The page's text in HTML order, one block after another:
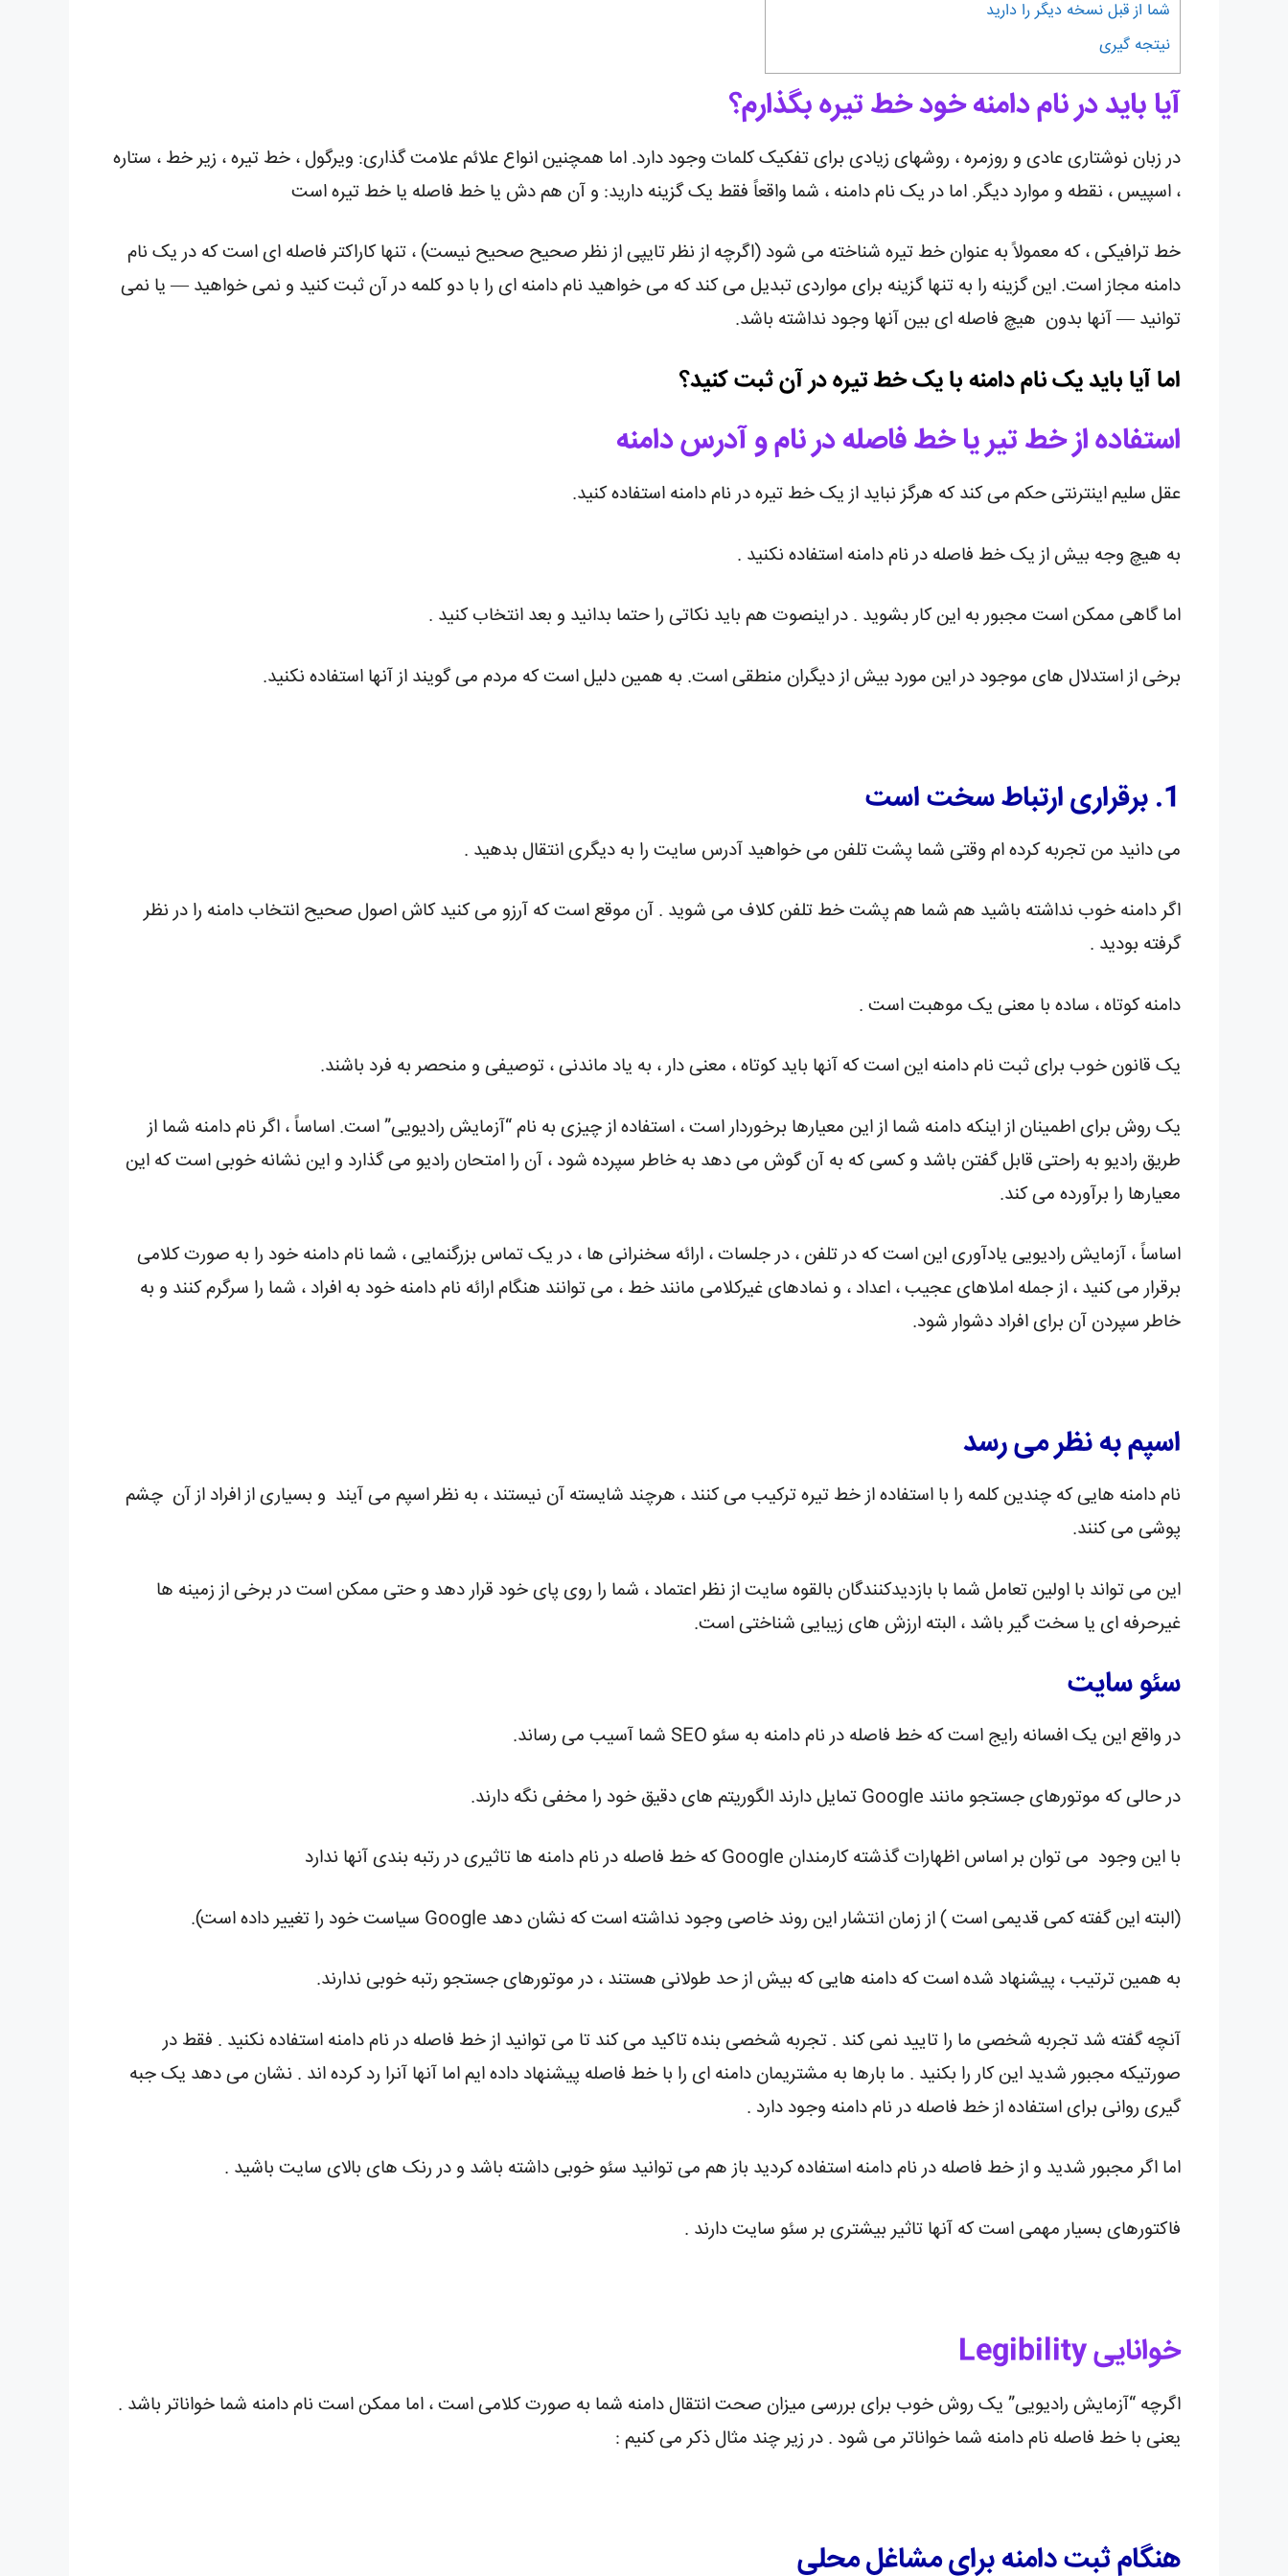
شما از قبل نسخه دیگر را دارید
نیتجه گیری
آیا باید در نام دامنه خود خط تیره بگذارم؟
در زبان نوشتاری عادی و روزمره ، روشهای زیادی برای تفکیک کلمات وجود دارد. اما همچنین انواع علائم علامت گذاری: ویرگول ، خط تیره ، زیر خط ، ستاره
، اسپیس ، نقطه و موارد دیگر. اما در یک نام دامنه ، شما واقعاً فقط یک گزینه دارید: و آن هم دش یا خط فاصله یا خط تیره است
خط ترافیکی ، که معمولاً به عنوان خط تیره شناخته می شود (اگرچه از نظر تایپی از نظر صحیح صحیح نیست) ، تنها کاراکتر فاصله ای است که در یک نام
دامنه مجاز است. این گزینه را به تنها گزینه برای مواردی تبدیل می کند که می خواهید نام دامنه ای را با دو کلمه در آن ثبت کنید و نمی خواهید — یا نمی
توانید — آنها بدون هیچ فاصله ای بین آنها وجود نداشته باشد.
اما آیا باید یک نام دامنه با یک خط تیره در آن ثبت کنید؟
استفاده از خط تیر یا خط فاصله در نام و آدرس دامنه
عقل سلیم اینترنتی حکم می کند که هرگز نباید از یک خط تیره در نام دامنه استفاده کنید.
به هیچ وجه بیش از یک خط فاصله در نام دامنه استفاده نکنید .
اما گاهی ممکن است مجبور به این کار بشوید . در اینصوت هم باید نکاتی را حتما بدانید و بعد انتخاب کنید .
برخی از استدلال های موجود در این مورد بیش از دیگران منطقی است. به همین دلیل است که مردم می گویند از آنها استفاده نکنید.
1. برقراری ارتباط سخت است
می دانید من تجربه کرده ام وقتی شما پشت تلفن می خواهید آدرس سایت را به دیگری انتقال بدهید .
اگر دامنه خوب نداشته باشید هم شما هم پشت خط تلفن کلاف می شوید . آن موقع است که آرزو می کنید کاش اصول صحیح انتخاب دامنه را در نظر
گرفته بودید .
دامنه کوتاه ، ساده با معنی یک موهبت است .
یک قانون خوب برای ثبت نام دامنه این است که آنها باید کوتاه ، معنی دار ، به یاد ماندنی ، توصیفی و منحصر به فرد باشند.
یک روش برای اطمینان از اینکه دامنه شما از این معیارها برخوردار است ، استفاده از چیزی به نام “آزمایش رادیویی” است. اساساً ، اگر نام دامنه شما از
طریق رادیو به راحتی قابل گفتن باشد و کسی که به آن گوش می دهد به خاطر سپرده شود ، آن را امتحان رادیو می گذارد و این نشانه خوبی است که این
معیارها را برآورده می کند.
اساساً ، آزمایش رادیویی یادآوری این است که در تلفن ، در جلسات ، ارائه سخنرانی ها ، در یک تماس بزرگنمایی ، شما نام دامنه خود را به صورت کلامی
برقرار می کنید ، از جمله املاهای عجیب ، اعداد ، و نمادهای غیرکلامی مانند خط ، می توانند هنگام ارائه نام دامنه خود به افراد ، شما را سرگرم کنند و به
خاطر سپردن آن برای افراد دشوار شود.
اسپم به نظر می رسد
نام دامنه هایی که چندین کلمه را با استفاده از خط تیره ترکیب می کنند ، هرچند شایسته آن نیستند ، به نظر اسپم می آیند و بسیاری از افراد از آن چشم
پوشی می کنند.
این می تواند با اولین تعامل شما با بازدیدکنندگان بالقوه سایت از نظر اعتماد ، شما را روی پای خود قرار دهد و حتی ممکن است در برخی از زمینه ها
غیرحرفه ای یا سخت گیر باشد ، البته ارزش های زیبایی شناختی است.
سئو سایت
در واقع این یک افسانه رایج است که خط فاصله در نام دامنه به سئو SEO شما آسیب می رساند.
در حالی که موتورهای جستجو مانند Google تمایل دارند الگوریتم های دقیق خود را مخفی نگه دارند.
با این وجود می توان بر اساس اظهارات گذشته کارمندان Google که خط فاصله در نام دامنه ها تاثیری در رتبه بندی آنها ندارد
(البته این گفته کمی قدیمی است ) از زمان انتشار این روند خاصی وجود نداشته است که نشان دهد Google سیاست خود را تغییر داده است).
به همین ترتیب ، پیشنهاد شده است که دامنه هایی که بیش از حد طولانی هستند ، در موتورهای جستجو رتبه خوبی ندارند.
آنچه گفته شد تجربه شخصی ما را تایید نمی کند . تجربه شخصی بنده تاکید می کند تا می توانید از خط فاصله در نام دامنه استفاده نکنید . فقط در
صورتیکه مجبور شدید این کار را بکنید . ما بارها به مشتریمان دامنه ای را با خط فاصله پیشنهاد داده ایم اما آنها آنرا رد کرده اند . نشان می دهد یک جبه
گیری روانی برای استفاده از خط فاصله در نام دامنه وجود دارد .
اما اگر مجبور شدید و از خط فاصله در نام دامنه استفاده کردید باز هم می توانید سئو خوبی داشته باشد و در رنک های بالای سایت باشید .
فاکتورهای بسیار مهمی است که آنها تاثیر بیشتری بر سئو سایت دارند .
خوانایی Legibility
اگرچه “آزمایش رادیویی” یک روش خوب برای بررسی میزان صحت انتقال دامنه شما به صورت کلامی است ، اما ممکن است نام دامنه شما خواناتر باشد .
یعنی با خط فاصله نام دامنه شما خواناتر می شود . در زیر چند مثال ذکر می کنیم :
هنگام ثبت دامنه برای مشاغل محلی